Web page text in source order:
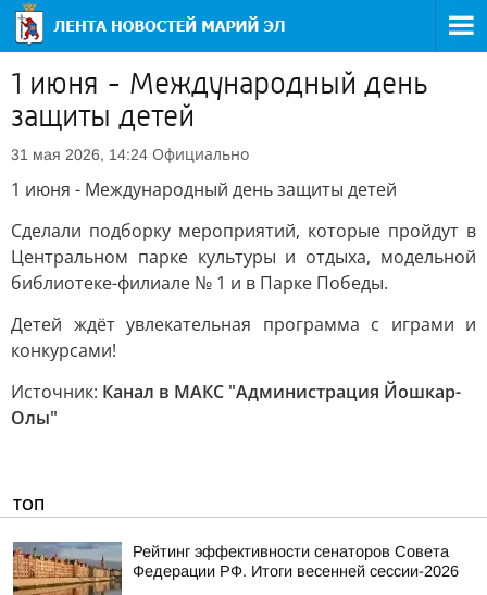
1 июня - Международный день
защиты детей
31 мая 2026, 14:24 Официально
1 июня - Международный день защиты детей
Сделали подборку мероприятий, которые пройдут в
Центральном парке культуры и отдыха, модельной
библиотеке-филиале № 1 и в Парке Победы.
Детей ждёт увлекательная программа с играми и
конкурсами!
Источник: Канал в МАКС "Администрация Йошкар-
Олы"
ТОП
Рейтинг эффективности сенаторов Совета
Федерации РФ. Итоги весенней сессии-2026